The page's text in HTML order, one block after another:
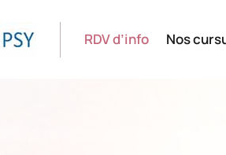
RDV d’info Nos